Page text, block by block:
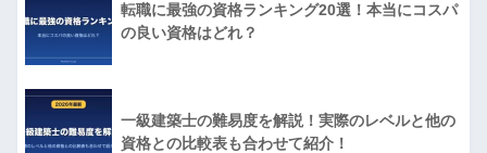
転職に最強の資格ランキング20選！本当にコスパ
の良い資格はどれ？
一級建築士の難易度を解説！実際のレベルと他の
資格との比較表も合わせて紹介！